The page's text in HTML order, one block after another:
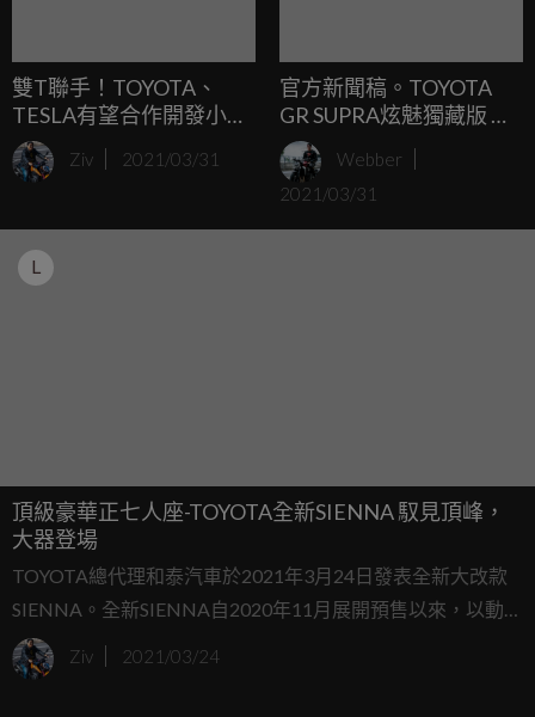
雙T聯手！TOYOTA、
TESLA有望合作開發小型
電動休旅
Ziv 2021/03/31
官方新聞稿。TOYOTA
GR SUPRA炫魅獨藏版 限
量10台 絕色登場
Webber
2021/03/31
L
頂級豪華正七人座-TOYOTA全新SIENNA 馭見頂峰，
大器登場
TOYOTA總代理和泰汽車於2021年3月24日發表全新大改款
SIENNA。全新SIENNA自2020年11月展開預售以來，以動感
搶眼的外觀、大器奢華的內裝、全方位的安全防護與新世代
2.5L HYBRID系統，獲得消費者熱烈搶購，截至目前為止已
Ziv 2021/03/24